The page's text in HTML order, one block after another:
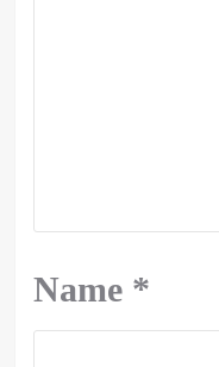
Name *